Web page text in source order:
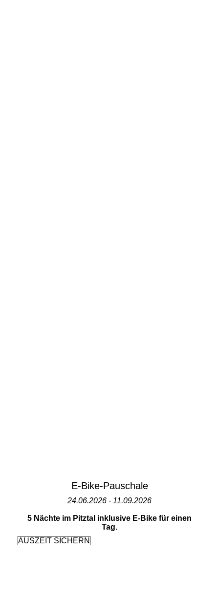
E-Bike-Pauschale
24.06.2026 - 11.09.2026
5 Nächte im Pitztal inklusive E-Bike für einen
Tag.
AUSZEIT SICHERN